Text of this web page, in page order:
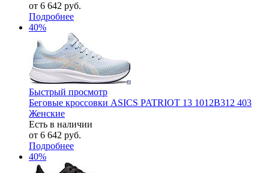
от 6 642 руб.
Подробнее
40%
Быстрый просмотр
Беговые кроссовки ASICS PATRIOT 13 1012B312 403
Женские
Есть в наличии
от 6 642 руб.
Подробнее
40%